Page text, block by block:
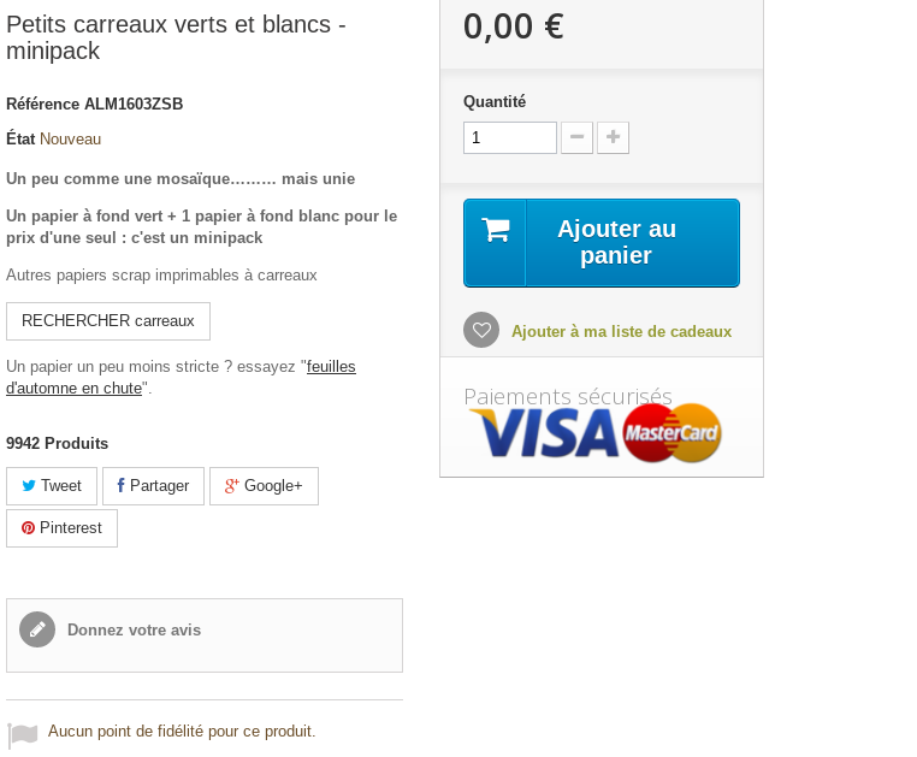
Petits carreaux verts et blancs -
minipack
Référence ALM1603ZSB
État Nouveau
Un peu comme une mosaïque……… mais unie
Un papier à fond vert + 1 papier à fond blanc pour le
prix d'une seul : c'est un minipack
Autres papiers scrap imprimables à carreaux
RECHERCHER carreaux
Un papier un peu moins stricte ? essayez "feuilles
d'automne en chute".
9942 Produits
Tweet Partager Google+
Pinterest
Donnez votre avis
Aucun point de fidélité pour ce produit.
0,00 €
Quantité
Ajouter au
panier
Ajouter à ma liste de cadeaux
Paiements sécurisés